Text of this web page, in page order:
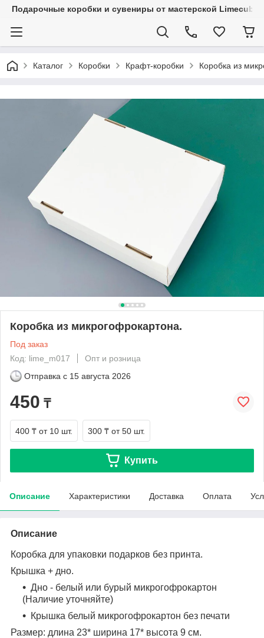
Подарочные коробки и сувениры от мастерской Limecube
Каталог Коробки Крафт-коробки Коробка из
Коробка из микрогофрокартона.
Под заказ
Код: lime_m017
Опт и розница
Отправка с 15 августа 2026
450 ₸
400 ₸ от 10 шт. 300 ₸ от 50 шт.
Купить
Описание Характеристики Доставка Оплата
Описание
Коробка для упаковки подарков без принта.
Крышка + дно.
Дно - белый или бурый микрогофрокартон
(Наличие уточняйте)
Крышка белый микрогофрокартон без печати
Размер: длина 23* ширина 17* высота 9 см.